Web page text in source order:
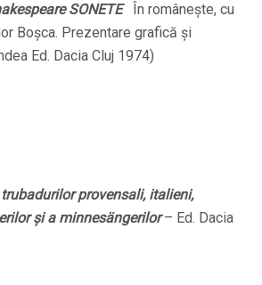
SONETEÎn româneşte, cu
Boşca. Prezentare grafică şi
Ed. Dacia Cluj 1974)
provensali, italieni,
şi a minnesängerilor– Ed. Dacia